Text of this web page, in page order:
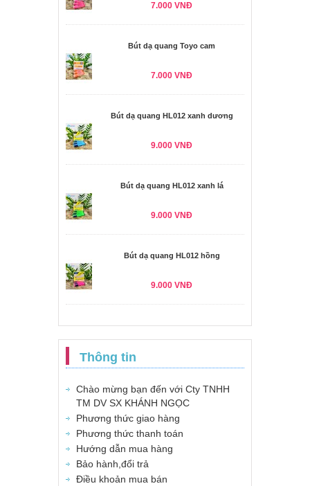
7.000 VNĐ
Bút dạ quang Toyo cam
7.000 VNĐ
Bút dạ quang HL012 xanh dương
9.000 VNĐ
Bút dạ quang HL012 xanh lá
9.000 VNĐ
Bút dạ quang HL012 hồng
9.000 VNĐ
Thông tin
Chào mừng bạn đến với Cty TNHH
TM DV SX KHÁNH NGỌC
Phương thức giao hàng
Phương thức thanh toán
Hướng dẫn mua hàng
Bảo hành,đổi trả
Điều khoản mua bán